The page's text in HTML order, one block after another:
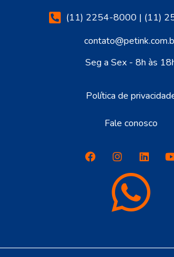
(11) 2254-8000 | (11)
Seg a Sex - 8h às
Política de
Fale conosco